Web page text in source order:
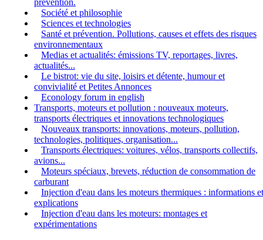
prévention.
Société et philosophie
Sciences et technologies
Santé et prévention. Pollutions, causes et effets des risques
environnementaux
Medias et actualités: émissions TV, reportages, livres,
actualités...
Le bistrot: vie du site, loisirs et détente, humour et
convivialité et Petites Annonces
Econology forum in english
Transports, moteurs et pollution : nouveaux moteurs,
transports électriques et innovations technologiques
Nouveaux transports: innovations, moteurs, pollution,
technologies, politiques, organisation...
Transports électriques: voitures, vélos, transports collectifs,
avions...
Moteurs spéciaux, brevets, réduction de consommation de
carburant
Injection d'eau dans les moteurs thermiques : informations et
explications
Injection d'eau dans les moteurs: montages et
expérimentations